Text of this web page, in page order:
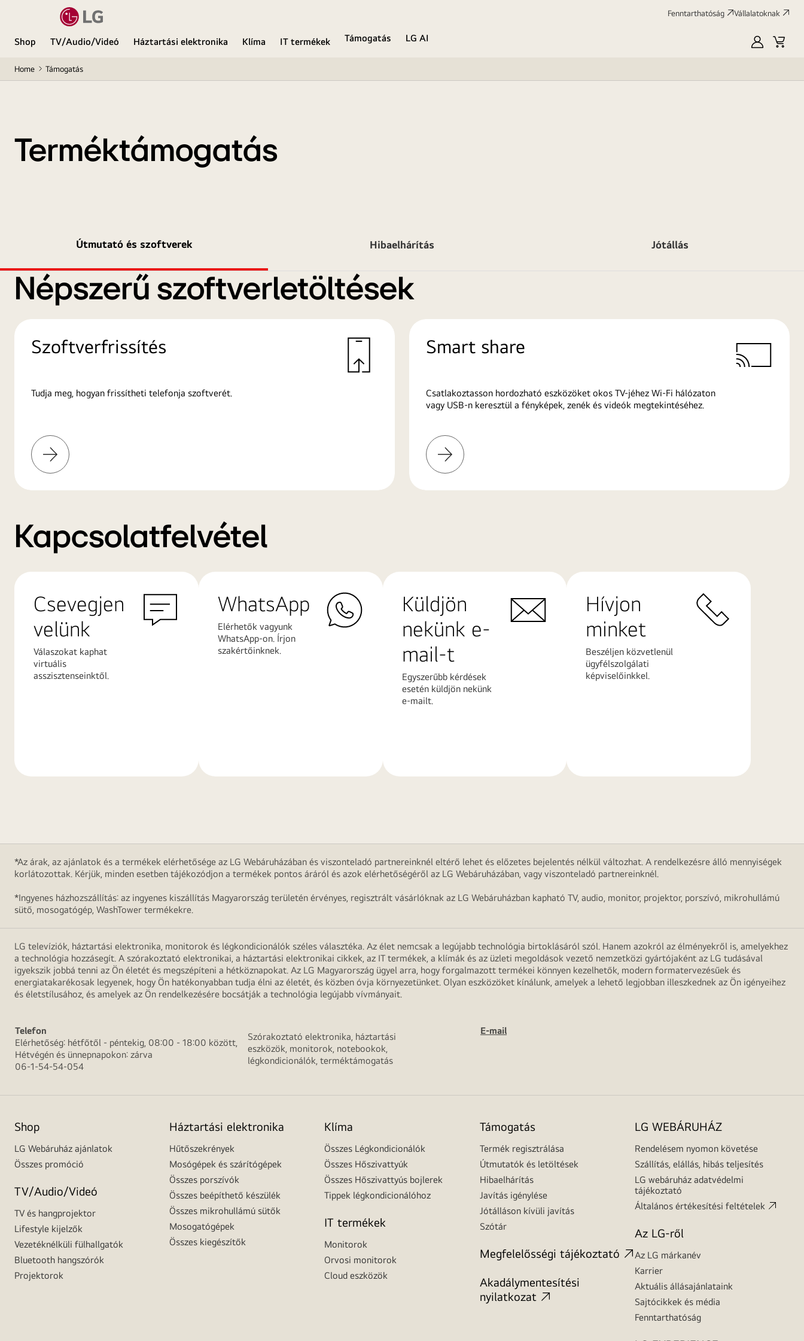
Fenntarthatóság Vállalatoknak
Shop TV/Audio/Videó Háztartási elektronika Klíma IT termékek Támogatás
LG AI
SajátKosár
Home Támogatás
Terméktámogatás
Útmutató és szoftverek Hibaelhárítás Jótállás
Népszerű szoftverletöltések
Szoftverfrissítés
Tudja meg, hogyan frissítheti telefonja szoftverét.
További
információk
Smart share
Csatlakoztasson hordozható eszközöket okos TV-jéhez Wi-Fi hálózaton
vagy USB-n keresztül a fényképek, zenék és videók megtekintéséhez.
További
információk
Kapcsolatfelvétel
Csevegjen
velünk
Válaszokat kaphat
virtuális
asszisztenseinktől.
WhatsApp
Elérhetők vagyunk
WhatsApp-on. Írjon
szakértőinknek.
Küldjön
nekünk e-
mail-t
Egyszerűbb kérdések
esetén küldjön nekünk
e-mailt.
Hívjon
minket
Beszéljen közvetlenül
ügyfélszolgálati
képviselőinkkel.
*Az árak, az ajánlatok és a termékek elérhetősége az LG Webáruházában és viszonteladó partnereinknél eltérő lehet és előzetes bejelentés nélkül változhat. A rendelkezésre álló mennyiségek
korlátozottak. Kérjük, minden esetben tájékozódjon a termékek pontos áráról és azok elérhetőségéről az LG Webáruházában, vagy viszonteladó partnereinknél.
*Ingyenes házhozszállítás: az ingyenes kiszállítás Magyarország területén érvényes, regisztrált vásárlóknak az LG Webáruházban kapható TV, audio, monitor, projektor, porszívó, mikrohullámú
sütő, mosogatógép, WashTower termékekre.
LG televíziók, háztartási elektronika, monitorok és légkondicionálók széles választéka. Az élet nemcsak a legújabb technológia birtoklásáról szól. Hanem azokról az élményekről is, amelyekhez
a technológia hozzásegít. A szórakoztató elektronikai, a háztartási elektronikai cikkek, az IT termékek, a klímák és az üzleti megoldások vezető nemzetközi gyártójaként az LG tudásával
igyekszik jobbá tenni az Ön életét és megszépíteni a hétköznapokat. Az LG Magyarország ügyel arra, hogy forgalmazott termékei könnyen kezelhetők, modern formatervezésűek és
energiatakarékosak legyenek, hogy Ön hatékonyabban tudja élni az életét, és közben óvja környezetünket. Olyan eszközöket kínálunk, amelyek a lehető legjobban illeszkednek az Ön igényeihez
és életstílusához, és amelyek az Ön rendelkezésére bocsátják a technológia legújabb vívmányait.
Telefon
Elérhetőség: hétfőtől - péntekig, 08:00 - 18:00 között,
Hétvégén és ünnepnapokon: zárva
06-1-54-54-054
Szórakoztató elektronika, háztartási
eszközök, monitorok, notebookok,
légkondicionálók, terméktámogatás
E-mail
Shop
LG Webáruház ajánlatok
Összes promóció
TV/Audio/Videó
TV és hangprojektor
Lifestyle kijelzők
Vezetéknélküli fülhallgatók
Bluetooth hangszórók
Projektorok
Háztartási elektronika
Hűtőszekrények
Mosógépek és szárítógépek
Összes porszívók
Összes beépíthető készülék
Összes mikrohullámú sütők
Mosogatógépek
Összes kiegészítők
Klíma
Összes Légkondicionálók
Összes Hőszivattyúk
Összes Hőszivattyús bojlerek
Tippek légkondicionálóhoz
IT termékek
Monitorok
Orvosi monitorok
Cloud eszközök
Támogatás
Termék regisztrálása
Útmutatók és letöltések
Hibaelhárítás
Javítás igénylése
Jótálláson kívüli javítás
Szótár
Megfelelősségi tájékoztató
Akadálymentesítési
nyilatkozat
LG WEBÁRUHÁZ
Rendelésem nyomon követése
Szállítás, elállás, hibás teljesítés
LG webáruház adatvédelmi
tájékoztató
Általános értékesítési feltételek
Az LG-ről
Az LG márkanév
Karrier
Aktuális állásajánlataink
Sajtócikkek és média
Fenntarthatóság